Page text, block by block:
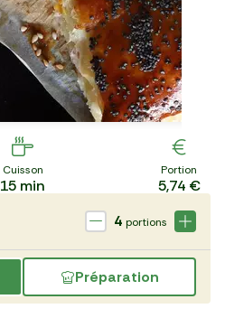
Cuisson
15 min
Portion
5,74 €
Préparation
4 portions